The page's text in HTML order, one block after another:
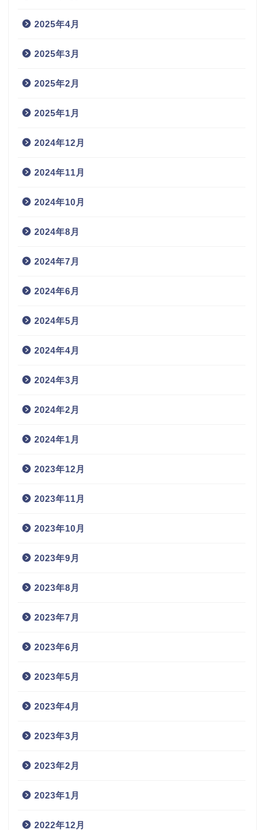
2025年4月
2025年3月
2025年2月
2025年1月
2024年12月
2024年11月
2024年10月
2024年8月
2024年7月
2024年6月
2024年5月
2024年4月
2024年3月
2024年2月
2024年1月
2023年12月
2023年11月
2023年10月
2023年9月
2023年8月
2023年7月
2023年6月
2023年5月
2023年4月
2023年3月
2023年2月
2023年1月
2022年12月